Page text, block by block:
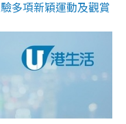
多項新穎運動及觀賞